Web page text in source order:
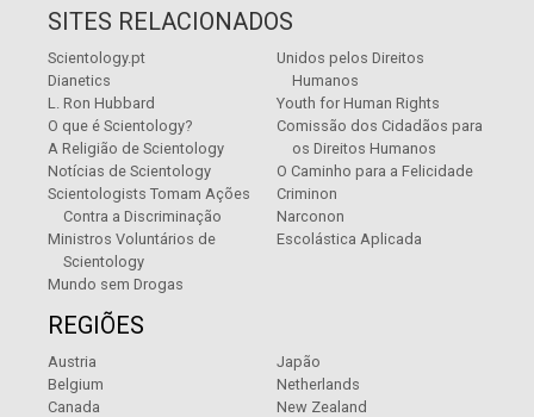
SITES RELACIONADOS
Scientology.pt
Dianetics
L. Ron Hubbard
O que é Scientology?
A Religião de Scientology
Notícias de Scientology
Scientologists Tomam Ações
Contra a Discriminação
Ministros Voluntários de
Scientology
Mundo sem Drogas
Unidos pelos Direitos
Humanos
Youth for Human Rights
Comissão dos Cidadãos para
os Direitos Humanos
O Caminho para a Felicidade
Criminon
Narconon
Escolástica Aplicada
REGIÕES
Austria
Belgium
Canada
Japão
Netherlands
New Zealand